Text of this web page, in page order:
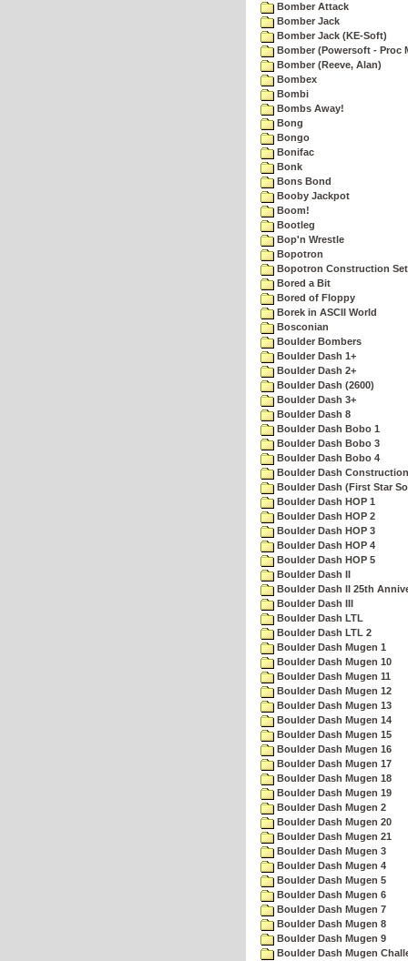
Bomber Attack
Bomber Jack
Bomber Jack (KE-Soft)
Bomber (Powersoft - Proc
Bomber (Reeve, Alan)
Bombex
Bombi
Bombs Away!
Bong
Bongo
Bonifac
Bonk
Bons Bond
Booby Jackpot
Boom!
Bootleg
Bop'n Wrestle
Bopotron
Bopotron Construction Set
Bored a Bit
Bored of Floppy
Borek in ASCII World
Bosconian
Boulder Bombers
Boulder Dash 1+
Boulder Dash 2+
Boulder Dash (2600)
Boulder Dash 3+
Boulder Dash 8
Boulder Dash Bobo 1
Boulder Dash Bobo 3
Boulder Dash Bobo 4
Boulder Dash
Boulder Dash (First Star
Boulder Dash HOP 1
Boulder Dash HOP 2
Boulder Dash HOP 3
Boulder Dash HOP 4
Boulder Dash HOP 5
Boulder Dash II
Boulder Dash II 25th
Boulder Dash III
Boulder Dash LTL
Boulder Dash LTL 2
Boulder Dash Mugen 1
Boulder Dash Mugen 10
Boulder Dash Mugen 11
Boulder Dash Mugen 12
Boulder Dash Mugen 13
Boulder Dash Mugen 14
Boulder Dash Mugen 15
Boulder Dash Mugen 16
Boulder Dash Mugen 17
Boulder Dash Mugen 18
Boulder Dash Mugen 19
Boulder Dash Mugen 2
Boulder Dash Mugen 20
Boulder Dash Mugen 21
Boulder Dash Mugen 3
Boulder Dash Mugen 4
Boulder Dash Mugen 5
Boulder Dash Mugen 6
Boulder Dash Mugen 7
Boulder Dash Mugen 8
Boulder Dash Mugen 9
Boulder Dash Mugen